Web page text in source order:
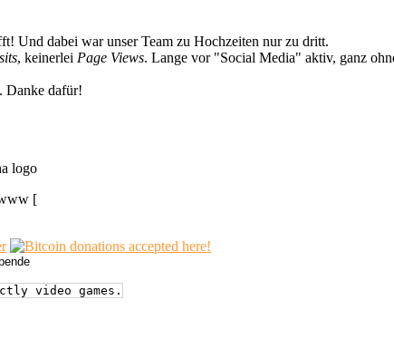
Und dabei war unser Team zu Hochzeiten nur zu dritt.
, keinerlei Page Views. Lange vor "Social Media" aktiv, ganz
Danke dafür!
[
video games.